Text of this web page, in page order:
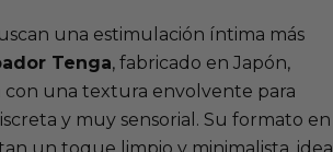
una estimulación íntima más
Tenga, fabricado en Japón,
una textura envolvente para
y muy sensorial. Su formato en